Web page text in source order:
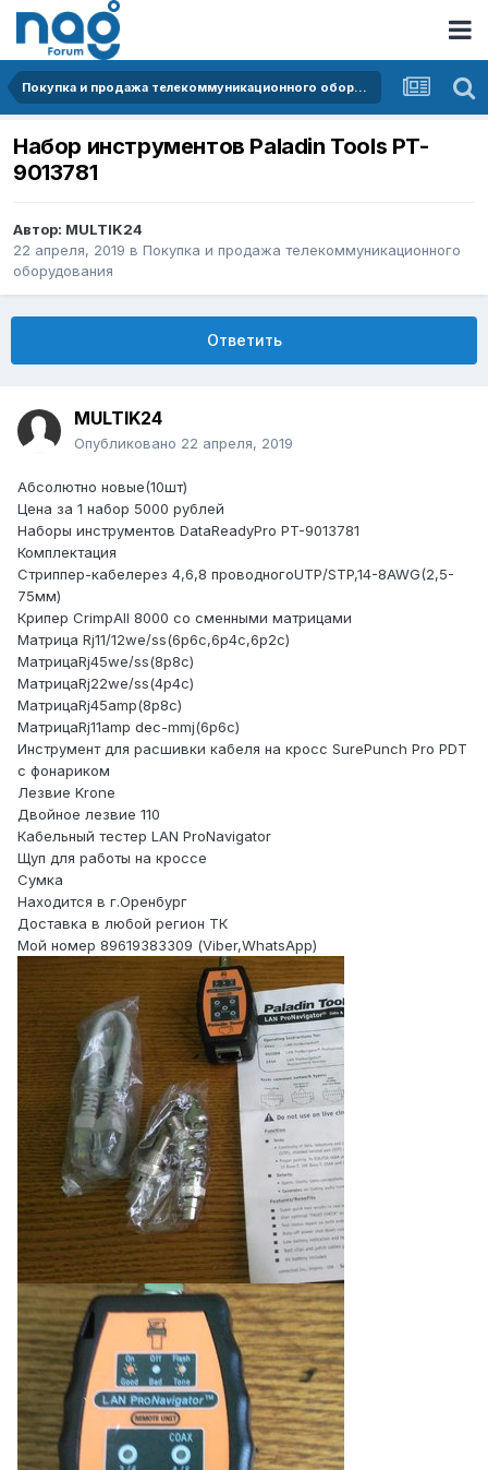
Покупка и продажа телекоммуникационного оборудования
Набор инструментов Paladin Tools PT-
9013781
Автор: MULTIK24
22 апреля, 2019 в Покупка и продажа телекоммуникационного
оборудования
Ответить
MULTIK24
Опубликовано 22 апреля, 2019
Абсолютно новые(10шт)
Цена за 1 набор 5000 рублей
Наборы инструментов DataReadyPro PT-9013781
Комплектация
Стриппер-кабелерез 4,6,8 проводногоUTP/STP,14-8AWG(2,5-
75мм)
Крипер CrimpAll 8000 со сменными матрицами
Матрица Rj11/12we/ss(6p6c,6p4c,6p2c)
МатрицаRj45we/ss(8p8c)
МатрицаRj22we/ss(4p4c)
МатрицаRj45amp(8p8c)
МатрицаRj11amp dec-mmj(6p6c)
Инструмент для расшивки кабеля на кросс SurePunch Pro PDT
с фонариком
Лезвие Krone
Двойное лезвие 110
Кабельный тестер LAN ProNavigator
Щуп для работы на кроссе
Сумка
Находится в г.Оренбург
Доставка в любой регион ТК
Мой номер 89619383309 (Viber,WhatsApp)